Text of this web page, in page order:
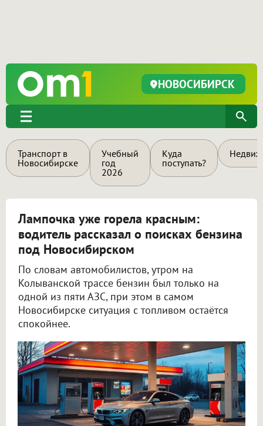
НОВОСИБИРСК
Транспорт в
Новосибирске
Учебный
год
2026
Куда
поступать?
Лампочка уже горела красным:
водитель рассказал о поисках бензина
под Новосибирском
По словам автомобилистов, утром на
Колыванской трассе бензин был только на
одной из пяти АЗС, при этом в самом
Новосибирске ситуация с топливом остаётся
спокойнее.